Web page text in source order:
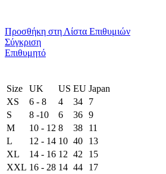
Προσθήκη στη Λίστα Επιθυμιών
Σύγκριση
Επιθυμητό
Size UK US EU Japan
XS
6 - 8 4 34
7
S
8 -10 6 36 9
M
10 - 12 8 38
11
L
12 - 14 10 40
13
XL
14 - 16 12 42
15
XXL 16 - 28 14 44
17